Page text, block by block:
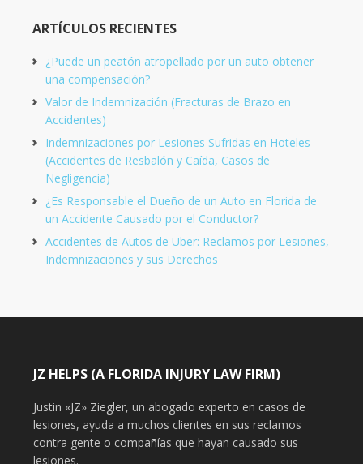
ARTÍCULOS RECIENTES
¿Puede un peatón atropellado por un auto obtener
una compensación?
Valor de Indemnización (Fracturas de Brazo en
Accidentes)
Indemnizaciones por Lesiones Sufridas en Hoteles
(Accidentes de Resbalón y Caída, Casos de
Negligencia)
¿Es Responsable el Dueño de un Auto en Florida de
un Accidente Causado por el Conductor?
Accidentes de Autos de Uber: Reclamos por Lesiones,
Indemnizaciones y sus Derechos
JZ HELPS (A FLORIDA INJURY LAW FIRM)
Justin «JZ» Ziegler, un abogado experto en casos de
lesiones, ayuda a muchos clientes en sus reclamos
contra gente o compañías que hayan causado sus
lesiones.